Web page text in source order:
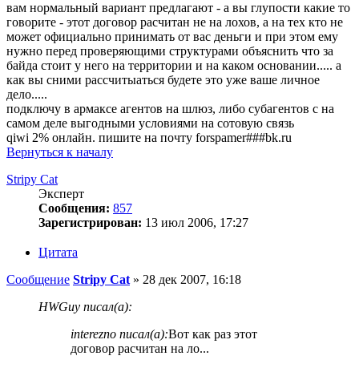
вам нормальный вариант предлагают - а вы глупости какие то
говорите - этот договор расчитан не на лохов, а на тех кто не
может официально принимать от вас деньги и при этом ему
нужно перед проверяющими структурами объяснить что за
байда стоит у него на территории и на каком основании..... а
как вы сними рассчитыаться будете это уже ваше личное
дело.....
подключу в армаксе агентов на шлюз, либо субагентов с на
самом деле выгодными условиями на сотовую связь
qiwi 2% онлайн. пишите на почту forspamer###bk.ru
Вернуться к началу
Stripy Cat
Эксперт
Сообщения: 857
Зарегистрирован: 13 июл 2006, 17:27
Цитата
Сообщение Stripy Cat » 28 дек 2007, 16:18
HWGuy писал(а):
interezno писал(а):Вот как раз этот
договор расчитан на ло...